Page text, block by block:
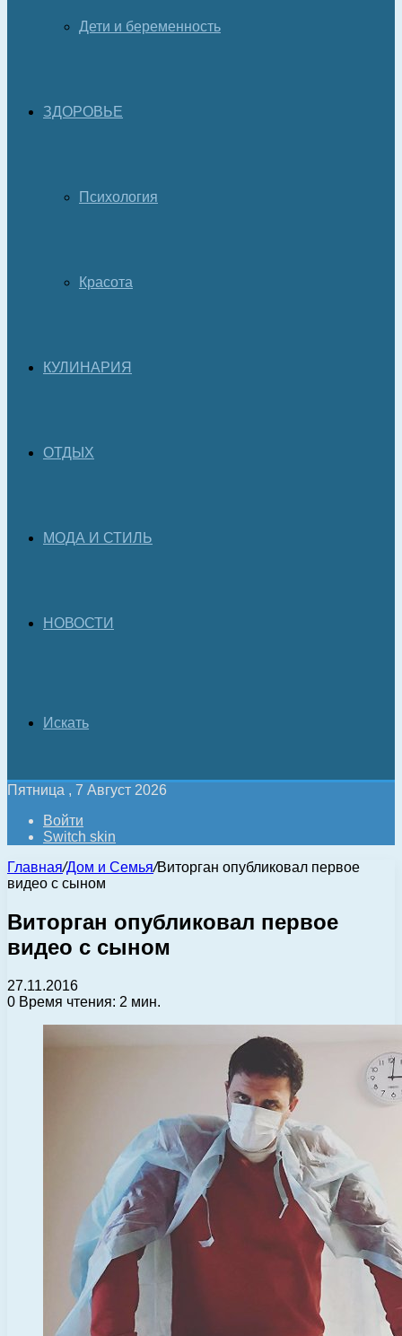
Дети и беременность
ЗДОРОВЬЕ
Психология
Красота
КУЛИНАРИЯ
ОТДЫХ
МОДА И СТИЛЬ
НОВОСТИ
Искать
Пятница , 7 Август 2026
Войти
Switch skin
Главная/Дом и Семья/Виторган опубликовал первое
видео с сыном
Виторган опубликовал первое
видео с сыном
27.11.2016
0 Время чтения: 2 мин.